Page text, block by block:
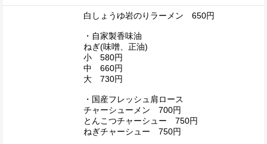
白しょうゆ岩のりラーメン 650円
・自家製香味油
ねぎ(味噌、正油)
小 580円
中 660円
大 730円
・国産フレッシュ肩ロース
チャーシューメン 700円
とんこつチャーシュー 750円
ねぎチャーシュー 750円